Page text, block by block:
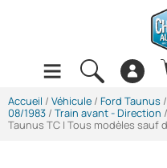
Accueil / Véhicule / Ford Taunus /
08/1983 / Train avant - Direction
Taunus TC | Tous modèles sauf